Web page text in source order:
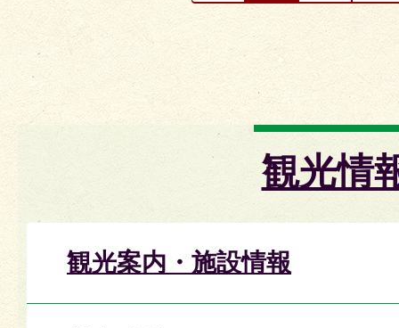
観光情
観光案内・施設情報